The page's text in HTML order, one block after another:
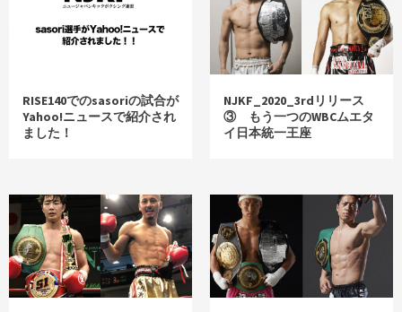
RISE140でのsasoriの試合が
Yahoo!ニュースで紹介され
ました！
NJKF_2020_3rdリリース
③ もう一つのWBCムエタ
イ日本統一王座